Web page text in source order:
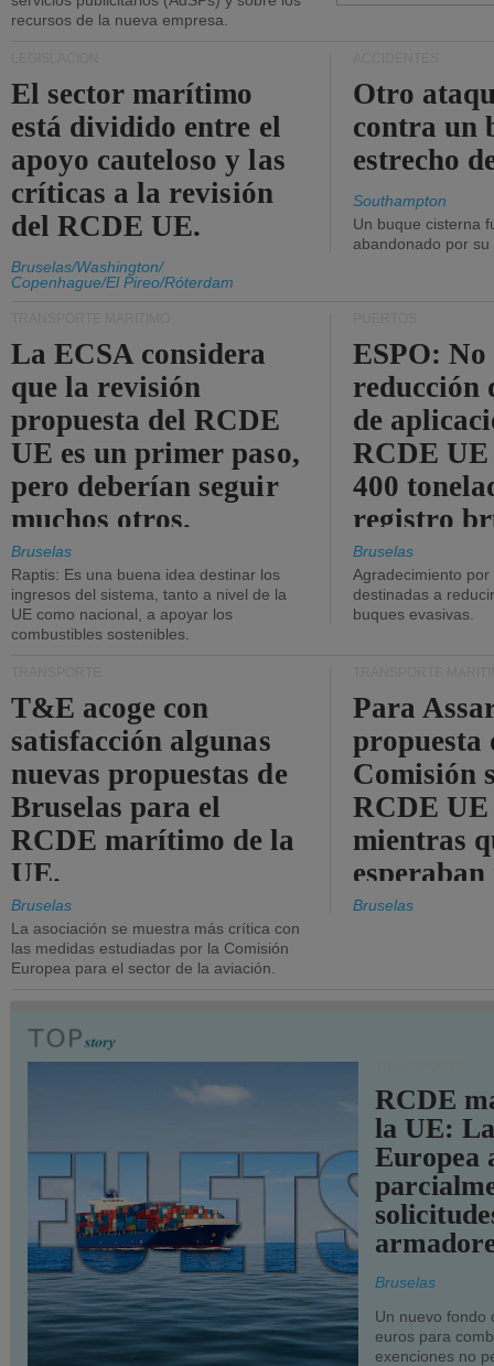
recursos de la nueva empresa.
El sector marítimo
está dividido entre el
apoyo cauteloso y las
críticas a la revisión
del RCDE UE.
Bruselas/Washington/
Copenhague/El Pireo/Róterdam
Otro
contra un
estrecho
Southampton
Un buque cisterna
abandonado por su
La ECSA considera
que la revisión
propuesta del RCDE
UE es un primer paso,
pero deberían seguir
muchos otros.
Bruselas
Raptis: Es una buena idea destinar los
ingresos del sistema, tanto a nivel de la
UE como nacional, a apoyar los
combustibles sostenibles.
ESPO: No
reducción
de
RCDE UE
400
registro
Bruselas
Agradecimiento
destinadas a
buques evasivas.
T&E acoge con
satisfacción algunas
nuevas propuestas de
Bruselas para el
RCDE marítimo de la
UE.
Bruselas
La asociación se muestra más crítica con
las medidas estudiadas por la Comisión
Europea para el sector de la aviación.
Para
propuesta
Comisión
RCDE
mientras
más
Bruselas
RCDE
la UE:
Europea
Bruselas
Un nuevo fondo
euros para
exenciones no